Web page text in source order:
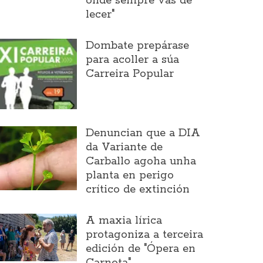
lecer"
Dombate prepárase
para acoller a súa
Carreira Popular
Denuncian que a DIA
da Variante de
Carballo agoha unha
planta en perigo
crítico de extinción
A maxia lírica
protagoniza a terceira
edición de "Ópera en